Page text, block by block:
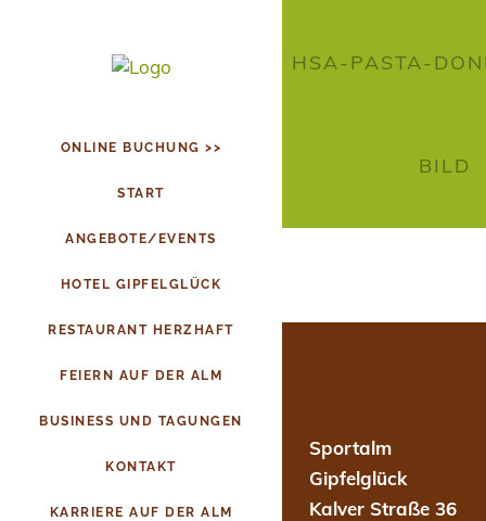
ONLINE BUCHUNG >>
START
ANGEBOTE/EVENTS
HOTEL GIPFELGLÜCK
RESTAURANT HERZHAFT
FEIERN AUF DER ALM
BUSINESS UND TAGUNGEN
KONTAKT
KARRIERE AUF DER ALM
HSA-PASTA-
BILD
Sportalm
Gipfelglück
Kalver Straße 36